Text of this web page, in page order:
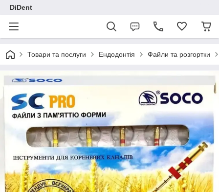
DiDent
Товари та послуги Ендодонтія Файли та розгортки